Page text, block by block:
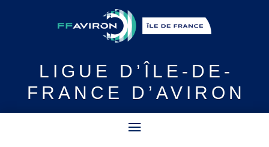
LIGUE
D’ÎLE-DE-
FRANCE D’AVIRON